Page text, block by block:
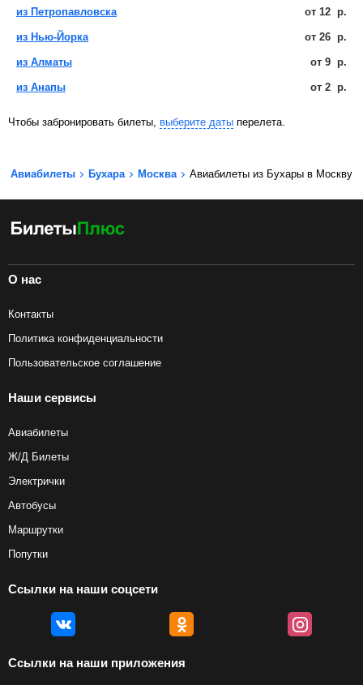
из Петропавловска от 12 р.
из Нью-Йорка от 26 р.
из Алматы от 9 р.
из Анапы от 2 р.
Чтобы забронировать билеты, выберите даты перелета.
Авиабилеты Бухара Москва Авиабилеты из Бухары в Москву
О нас
Контакты
Политика конфиденциальности
Пользовательское соглашение
Наши сервисы
Авиабилеты
Ж/Д Билеты
Электрички
Автобусы
Маршрутки
Попутки
Ссылки на наши соцсети
Ссылки на наши приложения